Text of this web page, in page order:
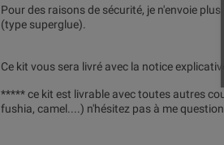
Pour des raisons de sécurité, je n'envoie
(type superglue).
Ce kit vous sera livré avec la notice
***** ce kit est livrable avec toutes autres
fushia, camel....) n'hésitez pas à me